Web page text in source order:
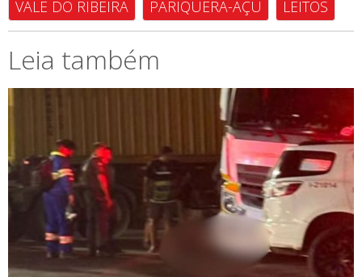
VALE DO RIBEIRA
PARIQUERA-AÇU LEITOS
Leia também